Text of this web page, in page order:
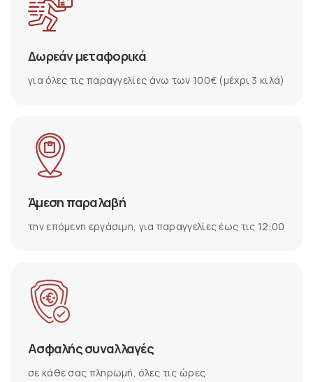
Δωρεάν μεταφορικά
για όλες τις παραγγελίες άνω των 100€ (μέχρι 3 κιλά)
Άμεση παραλαβή
την επόμενη εργάσιμη, για παραγγελίες έως τις 12:00
Ασφαλής συναλλαγές
σε κάθε σας πληρωμή, όλες τις ώρες